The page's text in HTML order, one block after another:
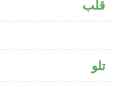
قلب
تلو